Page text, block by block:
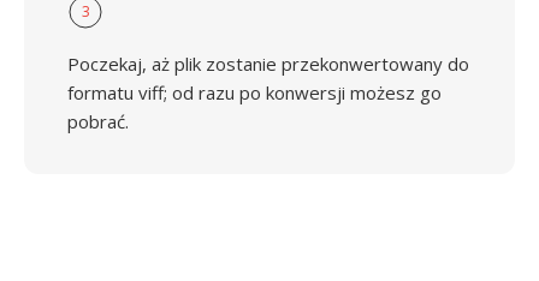
3
Poczekaj, aż plik zostanie przekonwertowany do
formatu viff; od razu po konwersji możesz go
pobrać.